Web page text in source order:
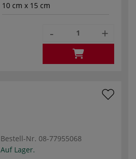
10 cm x 15 cm
- +
Bestell-Nr. 08-77955068
Auf Lager.